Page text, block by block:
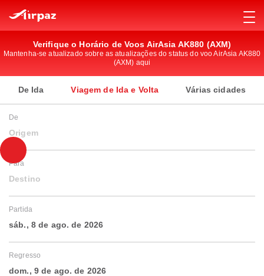
Verifique o Horário de Voos AirAsia AK880 (AXM)
Mantenha-se atualizado sobre as atualizações do status do voo AirAsia AK880
(AXM) aqui
De Ida Viagem de Ida e Volta Várias cidades
De
Origem
Para
Destino
Partida
sáb., 8 de ago. de 2026
Regresso
dom., 9 de ago. de 2026